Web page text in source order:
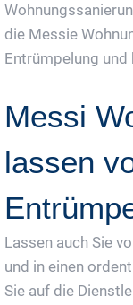
die Messie
Entrümpelung und
Messi
lassen
Lassen auch Sie
und in einen
Sie auf die